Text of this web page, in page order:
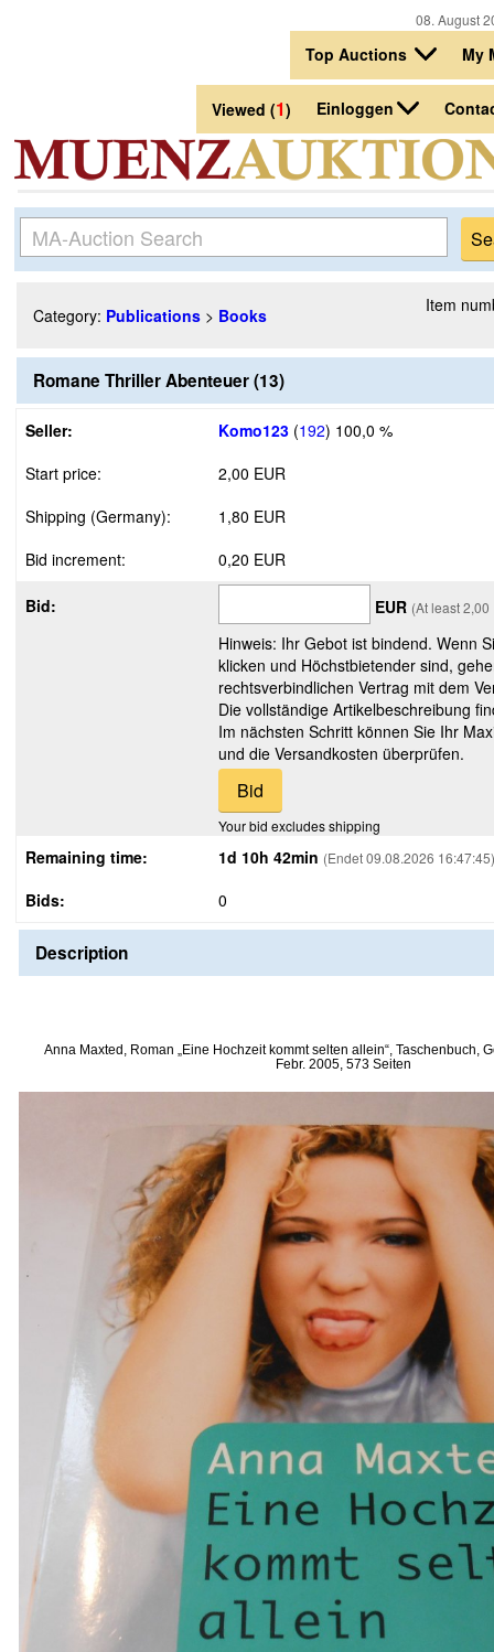
08. August
Top Auctions My
Viewed (1) Einloggen
Category: Publications > Books Item
Romane Thriller Abenteuer (13)
Seller: Komo123 (192) 100,0 %
Start price:
2,00 EUR
Shipping (Germany):
1,80 EUR
Bid increment:
0,20 EUR
Bid: EUR (At least 2,00
Hinweis: Ihr Gebot ist bindend. Wenn
klicken und Höchstbietender sind,
rechtsverbindlichen Vertrag mit dem
Die vollständige Artikelbeschreibung
Im nächsten Schritt können Sie Ihr
und die Versandkosten überprüfen.
Your bid excludes shipping
Remaining time: 1d 10h 42min (Endet 09.08.2026 16:47:45)
Bids: 0
Description
Anna Maxted, Roman „Eine Hochzeit kommt selten allein“, Taschenbuch,
Febr. 2005, 573 Seiten